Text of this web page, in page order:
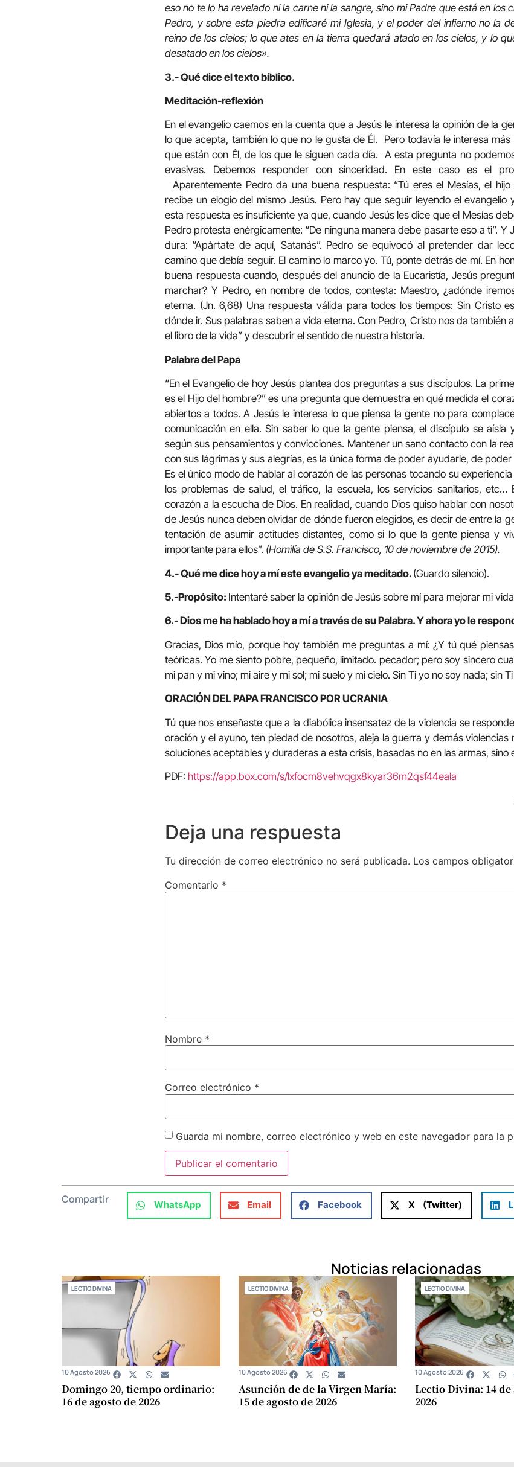
eso no te lo ha revelado ni la carne ni la sangre, sino mi Padre que está en los
Pedro, y sobre esta piedra edificaré mi Iglesia, y el poder del infierno no la
reino de los cielos; lo que ates en la tierra quedará atado en los cielos, y lo
desatado en los cielos».
3.- Qué dice el texto bíblico.
Meditación-reflexión
En el evangelio caemos en la cuenta que a Jesús le interesa la opinión de la
lo que acepta, también lo que no le gusta de Él. Pero todavía le interesa
que están con Él, de los que le siguen cada día. A esta pregunta no
evasivas. Debemos responder con sinceridad. En este caso es el
Aparentemente Pedro da una buena respuesta: “Tú eres el Mesías, el hijo
recibe un elogio del mismo Jesús. Pero hay que seguir leyendo el
esta respuesta es insuficiente ya que, cuando Jesús les dice que el Mesías
Pedro protesta enérgicamente: “De ninguna manera debe pasarte eso a ti”. Y
dura: “Apártate de aquí, Satanás”. Pedro se equivocó al pretender dar
camino que debía seguir. El camino lo marco yo. Tú, ponte detrás de mí. En
buena respuesta cuando, después del anuncio de la Eucaristía, Jesús
marchar? Y Pedro, en nombre de todos, contesta: Maestro, ¿adónde
eterna. (Jn. 6,68) Una respuesta válida para todos los tiempos: Sin Cristo
dónde ir. Sus palabras saben a vida eterna. Con Pedro, Cristo nos da también
el libro de la vida” y descubrir el sentido de nuestra historia.
Palabra del Papa
“En el Evangelio de hoy Jesús plantea dos preguntas a sus discípulos. La
es el Hijo del hombre?” es una pregunta que demuestra en qué medida el
abiertos a todos. A Jesús le interesa lo que piensa la gente no para
comunicación en ella. Sin saber lo que la gente piensa, el discípulo se
según sus pensamientos y convicciones. Mantener un sano contacto con la
con sus lágrimas y sus alegrías, es la única forma de poder ayudarle, de
Es el único modo de hablar al corazón de las personas tocando su
los problemas de salud, el tráfico, la escuela, los servicios sanitarios,
corazón a la escucha de Dios. En realidad, cuando Dios quiso hablar con
de Jesús nunca deben olvidar de dónde fueron elegidos, es decir de entre la
tentación de asumir actitudes distantes, como si lo que la gente piensa y
importante para ellos”. (Homilía de S.S. Francisco, 10 de noviembre de 2015).
4.- Qué me dice hoy a mí este evangelio ya meditado. (Guardo silencio).
5.-Propósito: Intentaré saber la opinión de Jesús sobre mí para mejorar mi
6.- Dios me ha hablado hoy a mí a través de su Palabra. Y ahora yo le
Gracias, Dios mío, porque hoy también me preguntas a mí: ¿Y tú qué
teóricas. Yo me siento pobre, pequeño, limitado. pecador; pero soy sincero
mi pan y mi vino; mi aire y mi sol; mi suelo y mi cielo. Sin Ti yo no soy nada; sin
ORACIÓN DEL PAPA FRANCISCO POR UCRANIA
Tú que nos enseñaste que a la diabólica insensatez de la violencia se
oración y el ayuno, ten piedad de nosotros, aleja la guerra y demás violencias
soluciones aceptables y duraderas a esta crisis, basadas no en las armas, sino
PDF: https://app.box.com/s/lxfocm8vehvqgx8kyar36m2qsf44eala
Deja una respuesta
Tu dirección de correo electrónico no será publicada. Los campos
Comentario *
Nombre *
Correo electrónico *
Guarda mi nombre, correo electrónico y web en este navegador para la
Compartir WhatsApp Email Facebook X (Twitter)
Noticias relacionadas
LECTIO DIVINA
Domingo 20, tiempo ordinario:
16 de agosto de 2026
10 Agosto 2026
LECTIO DIVINA
Asunción de de la Virgen María:
15 de agosto de 2026
10 Agosto 2026
LECTIO DIVINA
Lectio Divina: 14 de
2026
10 Agosto 2026